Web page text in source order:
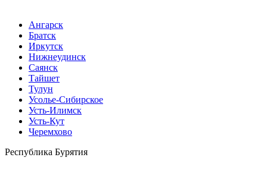
Ангарск
Братск
Иркутск
Нижнеудинск
Саянск
Тайшет
Тулун
Усолье-Сибирское
Усть-Илимск
Усть-Кут
Черемхово
Республика Бурятия